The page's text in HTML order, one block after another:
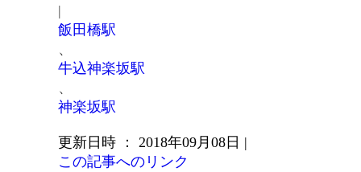
|
飯田橋駅
、
牛込神楽坂駅
、
神楽坂駅
更新日時 ： 2018年09月08日 |
この記事へのリンク